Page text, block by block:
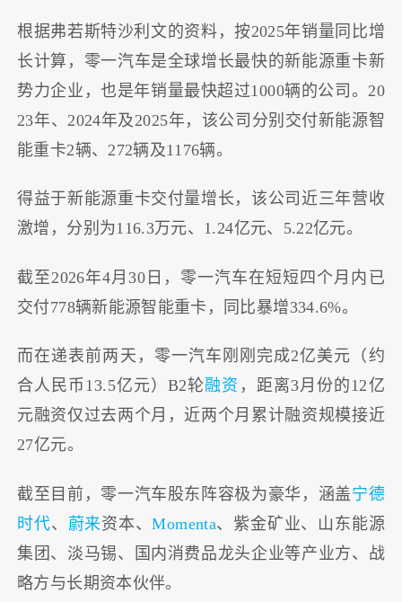
根据弗若斯特沙利文的资料，按2025年销量同比增
长计算，零一汽车是全球增长最快的新能源重卡新
势力企业，也是年销量最快超过1000辆的公司。20
23年、2024年及2025年，该公司分别交付新能源智
能重卡2辆、272辆及1176辆。
得益于新能源重卡交付量增长，该公司近三年营收
激增，分别为116.3万元、1.24亿元、5.22亿元。
截至2026年4月30日，零一汽车在短短四个月内已
交付778辆新能源智能重卡，同比暴增334.6%。
而在递表前两天，零一汽车刚刚完成2亿美元（约
合人民币13.5亿元）B2轮融资 ，距离3月份的12亿
元融资仅过去两个月，近两个月累计融资规模接近
27亿元。
截至目前，零一汽车股东阵容极为豪华，涵盖宁德
时代、 蔚来资本、Momenta、紫金矿业、山东能源
集团、淡马锡、国内消费品龙头企业等产业方、战
略方与长期资本伙伴。